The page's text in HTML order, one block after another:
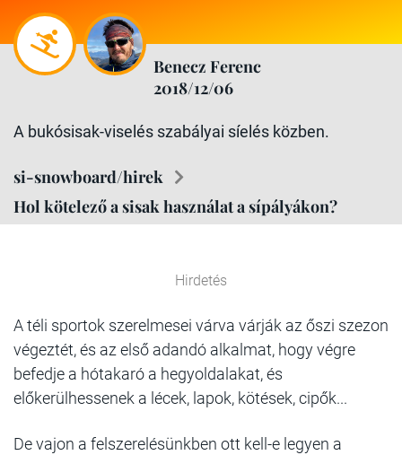
Benecz Ferenc
2018/12/06
A bukósisak-viselés szabályai síelés közben.
si-snowboard/hirek
Hol kötelező a sisak használat a sípályákon?
Hirdetés
A téli sportok szerelmesei várva várják az őszi szezon
végeztét, és az első adandó alkalmat, hogy végre
befedje a hótakaró a hegyoldalakat, és
előkerülhessenek a lécek, lapok, kötések, cipők...
De vajon a felszerelésünkben ott kell-e legyen a